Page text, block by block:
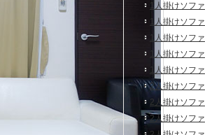
1人掛けソファ
1人掛けソファ
1人掛けソファ
1人掛けソファ
1人掛けソファ
2人掛けソファ
2人掛けソファ
2人掛けソファ